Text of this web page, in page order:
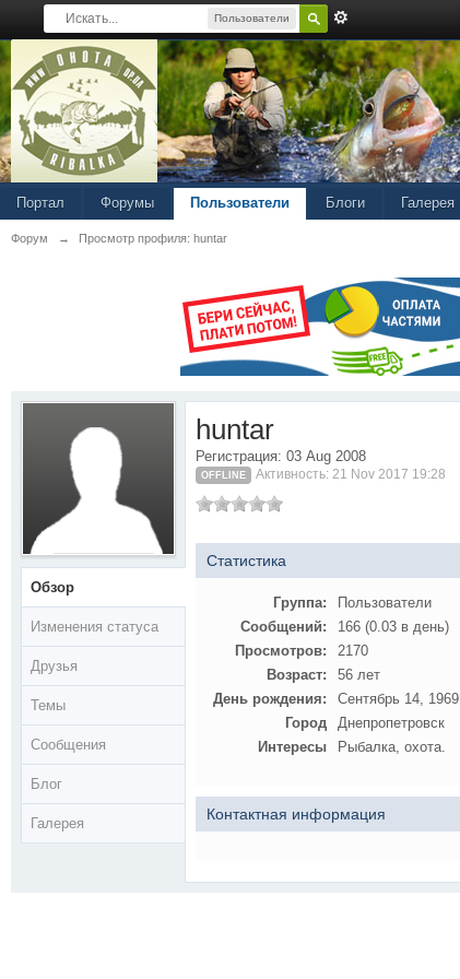
Пользователи
Портал Форумы Пользователи Блоги Галерея
Форум → Просмотр профиля: huntar
Обзор
Изменения статуса
Друзья
Темы
Сообщения
Блог
Галерея
huntar
Регистрация: 03 Aug 2008
OFFLINE Активность: 21 Nov 2017 19:28
Статистика
Группа:
Пользователи
Сообщений:
166 (0.03 в день)
Просмотров:
2170
Возраст:
56 лет
День рождения:
Сентябрь 14, 1969
Город
Днепропетровск
Интересы
Рыбалка, охота.
Контактная информация